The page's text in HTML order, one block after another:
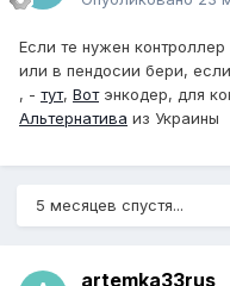
Если те нужен
или в пендосии бери,
, - тут, Вотэнкодер, для
Альтернатива из Украины
5 месяцев спустя...
artemka33rus